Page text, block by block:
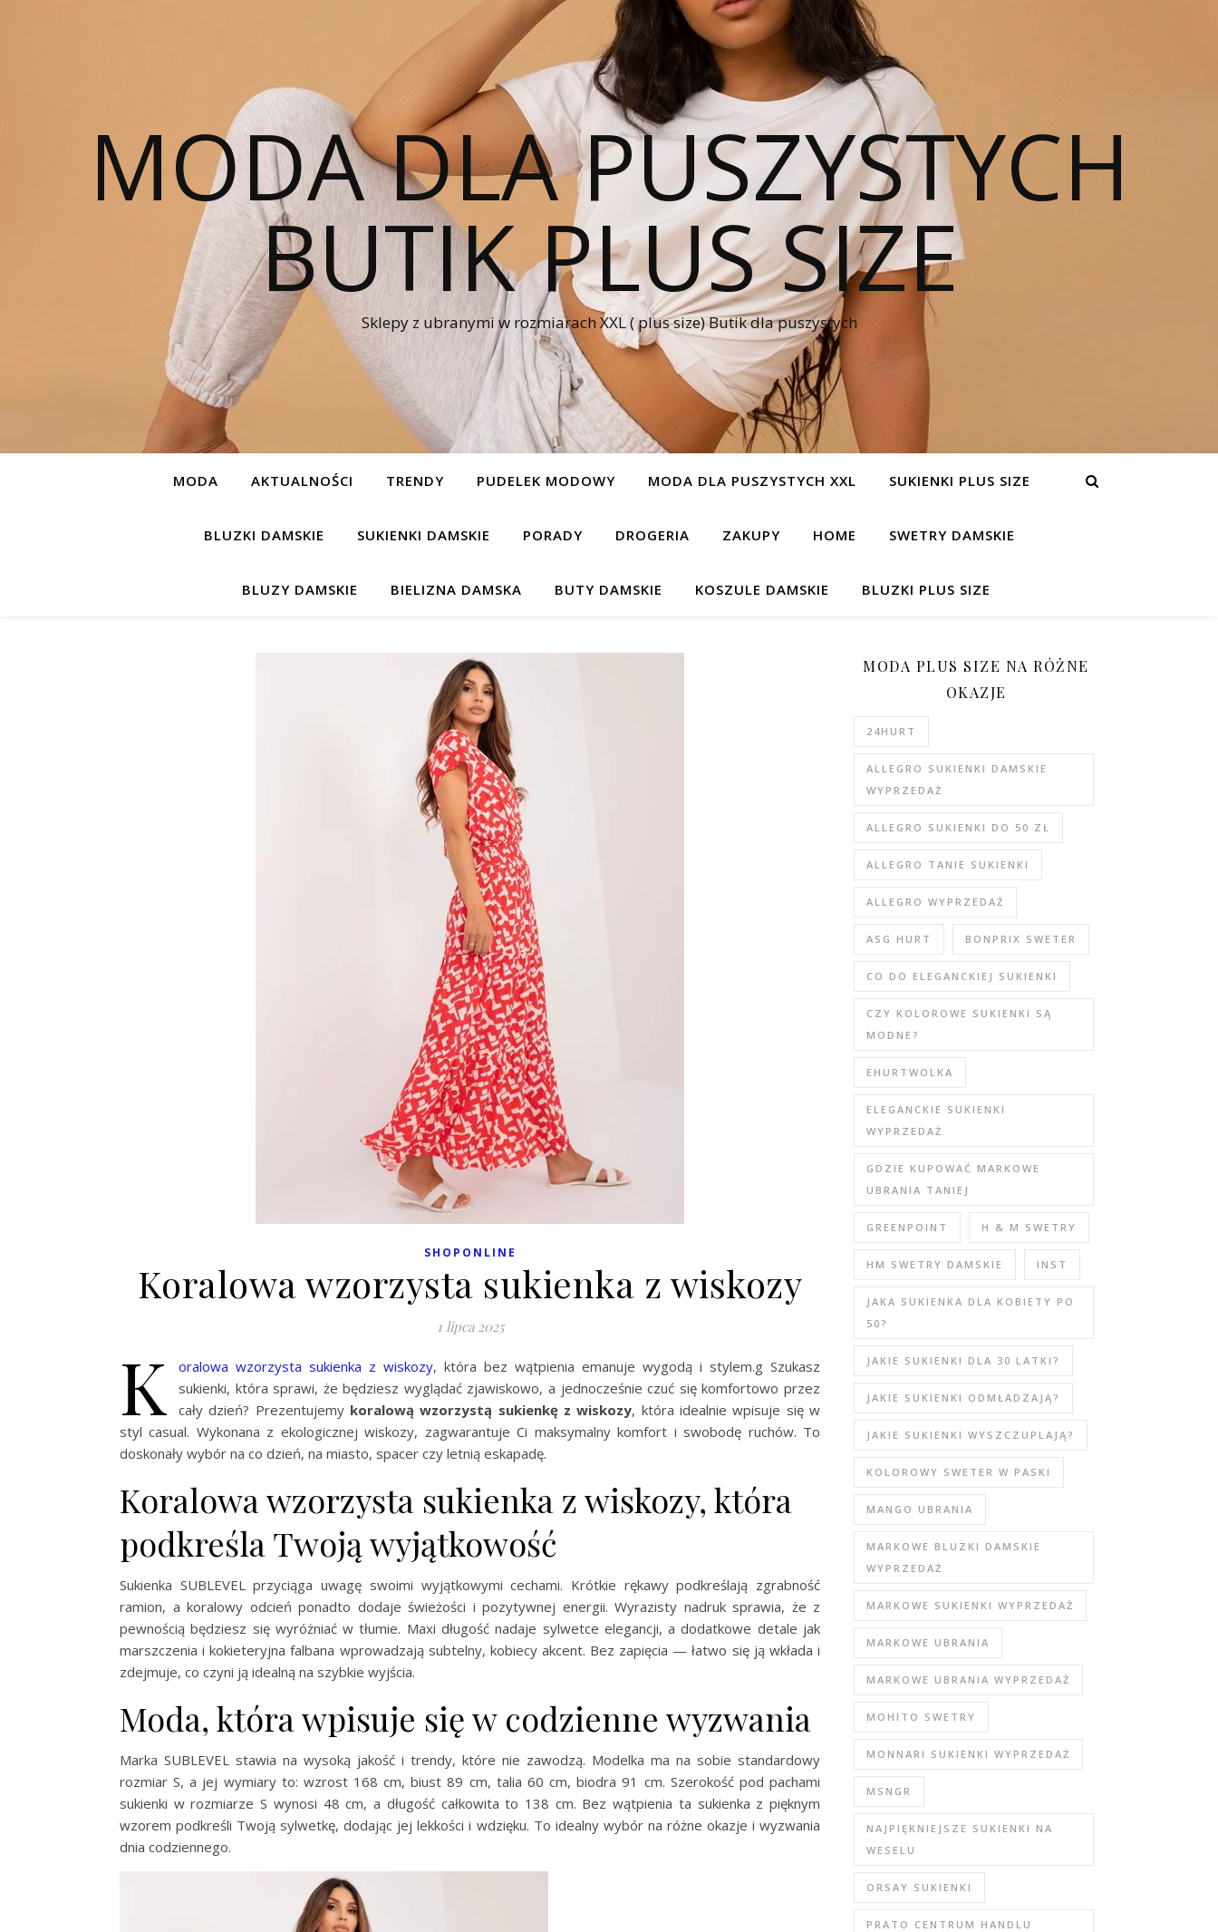
MODA DLA PUSZYSTYCH
BUTIK PLUS SIZE
Sklepy z ubranymi w rozmiarach XXL ( plus size) Butik dla puszystych
MODA AKTUALNOŚCI TRENDY PUDELEK MODOWY MODA DLA PUSZYSTYCH XXL SUKIENKI PLUS SIZE
BLUZKI DAMSKIE SUKIENKI DAMSKIE PORADY DROGERIA ZAKUPY HOME SWETRY DAMSKIE
BLUZY DAMSKIE BIELIZNA DAMSKA BUTY DAMSKIE KOSZULE DAMSKIE BLUZKI PLUS SIZE
SHOPONLINE
Koralowa wzorzysta sukienka z wiskozy
1 lipca 2025
K oralowa wzorzysta sukienka z wiskozy, która bez wątpienia emanuje wygodą i stylem.g Szukasz
sukienki, która sprawi, że będziesz wyglądać zjawiskowo, a jednocześnie czuć się komfortowo przez
cały dzień? Prezentujemy koralową wzorzystą sukienkę z wiskozy, która idealnie wpisuje się w
styl casual. Wykonana z ekologicznej wiskozy, zagwarantuje Ci maksymalny komfort i swobodę ruchów. To
doskonały wybór na co dzień, na miasto, spacer czy letnią eskapadę.
Koralowa wzorzysta sukienka z wiskozy, która
podkreśla Twoją wyjątkowość
Sukienka SUBLEVEL przyciąga uwagę swoimi wyjątkowymi cechami. Krótkie rękawy podkreślają zgrabność
ramion, a koralowy odcień ponadto dodaje świeżości i pozytywnej energii. Wyrazisty nadruk sprawia, że z
pewnością będziesz się wyróżniać w tłumie. Maxi długość nadaje sylwetce elegancji, a dodatkowe detale jak
marszczenia i kokieteryjna falbana wprowadzają subtelny, kobiecy akcent. Bez zapięcia — łatwo się ją wkłada i
zdejmuje, co czyni ją idealną na szybkie wyjścia.
Moda, która wpisuje się w codzienne wyzwania
Marka SUBLEVEL stawia na wysoką jakość i trendy, które nie zawodzą. Modelka ma na sobie standardowy
rozmiar S, a jej wymiary to: wzrost 168 cm, biust 89 cm, talia 60 cm, biodra 91 cm. Szerokość pod pachami
sukienki w rozmiarze S wynosi 48 cm, a długość całkowita to 138 cm. Bez wątpienia ta sukienka z pięknym
wzorem podkreśli Twoją sylwetkę, dodając jej lekkości i wdzięku. To idealny wybór na różne okazje i wyzwania
dnia codziennego.
MODA PLUS SIZE NA RÓŻNE
OKAZJE
24HURT
ALLEGRO SUKIENKI DAMSKIE
WYPRZEDAŻ
ALLEGRO SUKIENKI DO 50 ZŁ
ALLEGRO TANIE SUKIENKI
ALLEGRO WYPRZEDAŻ
ASG HURT BONPRIX SWETER
CO DO ELEGANCKIEJ SUKIENKI
CZY KOLOROWE SUKIENKI SĄ
MODNE?
EHURTWOLKA
ELEGANCKIE SUKIENKI
WYPRZEDAŻ
GDZIE KUPOWAĆ MARKOWE
UBRANIA TANIEJ
GREENPOINT H & M SWETRY
HM SWETRY DAMSKIE INST
JAKA SUKIENKA DLA KOBIETY PO
50?
JAKIE SUKIENKI DLA 30 LATKI?
JAKIE SUKIENKI ODMŁADZAJĄ?
JAKIE SUKIENKI WYSZCZUPLAJĄ?
KOLOROWY SWETER W PASKI
MANGO UBRANIA
MARKOWE BLUZKI DAMSKIE
WYPRZEDAŻ
MARKOWE SUKIENKI WYPRZEDAŻ
MARKOWE UBRANIA
MARKOWE UBRANIA WYPRZEDAŻ
MOHITO SWETRY
MONNARI SUKIENKI WYPRZEDAŻ
MSNGR
NAJPIĘKNIEJSZE SUKIENKI NA
WESELU
ORSAY SUKIENKI
PRATO CENTRUM HANDLU